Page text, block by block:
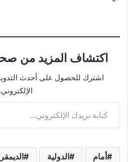
اكتشاف المزيد من
اشترك للحصول على أحدث
الإلكتروني.
كتابة بريدك الإلكتروني...
أمام الدولية